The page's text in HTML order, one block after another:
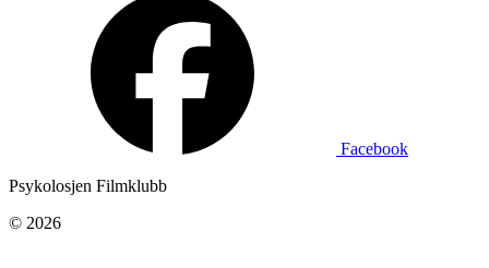
Facebook
Psykolosjen Filmklubb
© 2026